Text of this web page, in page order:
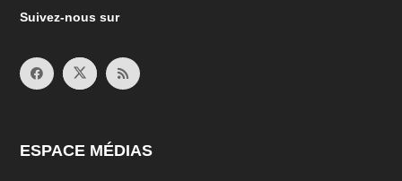
Suivez-nous sur
ESPACE MÉDIAS